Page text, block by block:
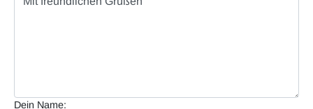
Dein Name: